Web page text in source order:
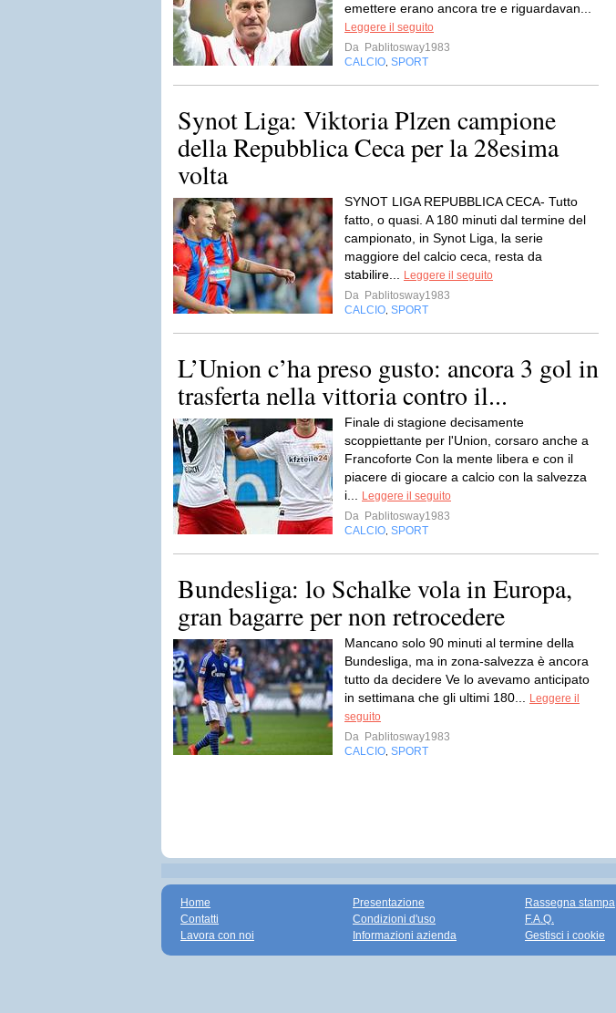
emettere erano ancora tre e riguardavan...
Leggere il seguito
Da Pablitosway1983
CALCIO SPORT
Synot Liga: Viktoria Plzen campione
della Repubblica Ceca per la 28esima
volta
SYNOT LIGA REPUBBLICA CECA- Tutto
fatto, o quasi. A 180 minuti dal termine del
campionato, in Synot Liga, la serie
maggiore del calcio ceca, resta da
stabilire...
Leggere il seguito
Da Pablitosway1983
CALCIO SPORT
L’Union c’ha preso gusto: ancora 3 gol in
trasferta nella vittoria contro il...
Finale di stagione decisamente
scoppiettante per l'Union, corsaro anche a
Francoforte Con la mente libera e con il
piacere di giocare a calcio con la salvezza
i...
Leggere il seguito
Da Pablitosway1983
CALCIO SPORT
Bundesliga: lo Schalke vola in Europa,
gran bagarre per non retrocedere
Mancano solo 90 minuti al termine della
Bundesliga, ma in zona-salvezza è ancora
tutto da decidere Ve lo avevamo anticipato
in settimana che gli ultimi 180...
Leggere il
seguito
Da Pablitosway1983
CALCIO SPORT
Home
Contatti
Lavora con noi
Presentazione
Condizioni d'uso
Informazioni azienda
Rassegna stampa
F.A.Q.
Gestisci i cookie